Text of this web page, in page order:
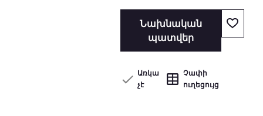
Նախնական
պատվեր
Առկա
չէ
Չափի
ուղեցույց